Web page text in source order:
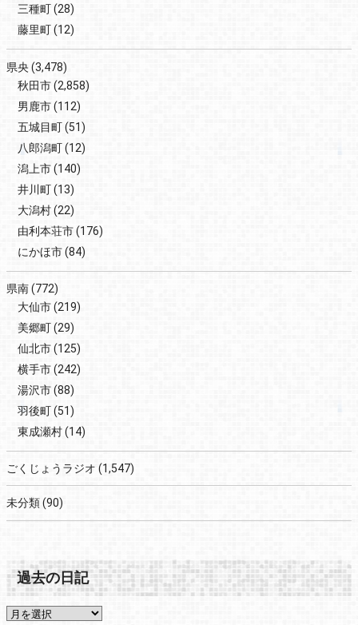
三種町(28)
藤里町(12)
県央(3,478)
秋田市(2,858)
男鹿市(112)
五城目町(51)
八郎潟町(12)
潟上市(140)
井川町(13)
大潟村(22)
由利本荘市(176)
にかほ市(84)
県南(772)
大仙市(219)
美郷町(29)
仙北市(125)
横手市(242)
湯沢市(88)
羽後町(51)
東成瀬村(14)
ごくじょうラジオ (1,547)
未分類(90)
過去の日記